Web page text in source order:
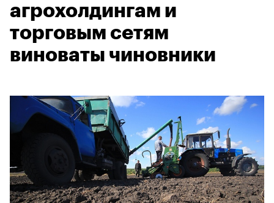
агрохолдингам и
торговым сетям
виноваты чиновники